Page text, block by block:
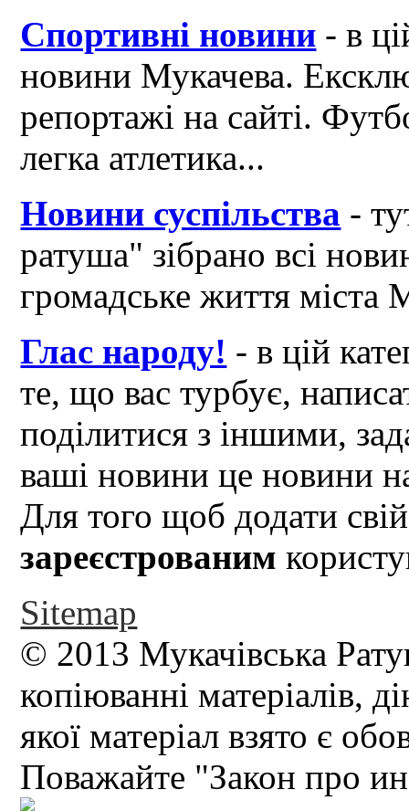
Спортивні новини - в
новини Мукачева.
репортажі на сайті.
легка атлетика...
Новини суспільства -
ратуша" зібрано всі
громадське життя міста
Глас народу! - в цій
те, що вас турбує,
поділитися з іншими,
ваші новини це новини
Для того щоб додати
зареєстрованим
Sitemap
© 2013 Мукачівська
копіюванні матеріалів,
якої матеріал взято є
Поважайте "Закон про